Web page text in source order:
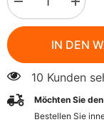
verringern
für
ml
Waschmittel
für
Sportbekleidung
-
ALMAWIN
Menge
erhöhen
für
Eco
750
für
-
IN DEN
10 Kunden
Möchten Sie
Bestellen Sie